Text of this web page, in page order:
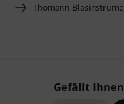
Thomann
Gefällt